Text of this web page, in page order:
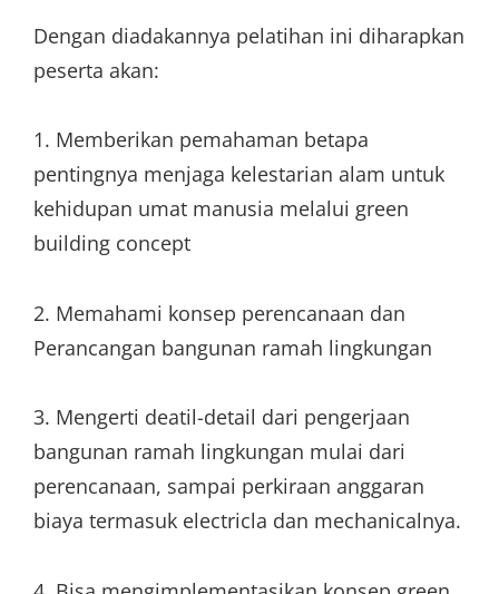
Dengan diadakannya pelatihan ini diharapkan
peserta akan:
1. Memberikan pemahaman betapa
pentingnya menjaga kelestarian alam untuk
kehidupan umat manusia melalui green
building concept
2. Memahami konsep perencanaan dan
Perancangan bangunan ramah lingkungan
3. Mengerti deatil-detail dari pengerjaan
bangunan ramah lingkungan mulai dari
perencanaan, sampai perkiraan anggaran
biaya termasuk electricla dan mechanicalnya.